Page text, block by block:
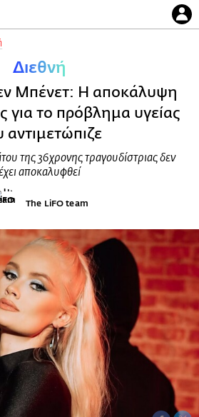
Διεθνή
Μπένετ: Η αποκάλυψη
για το πρόβλημα υγείας
αντιμετώπιζε
της 36χρονης τραγουδίστριας δεν
αποκαλυφθεί
The LiFO team